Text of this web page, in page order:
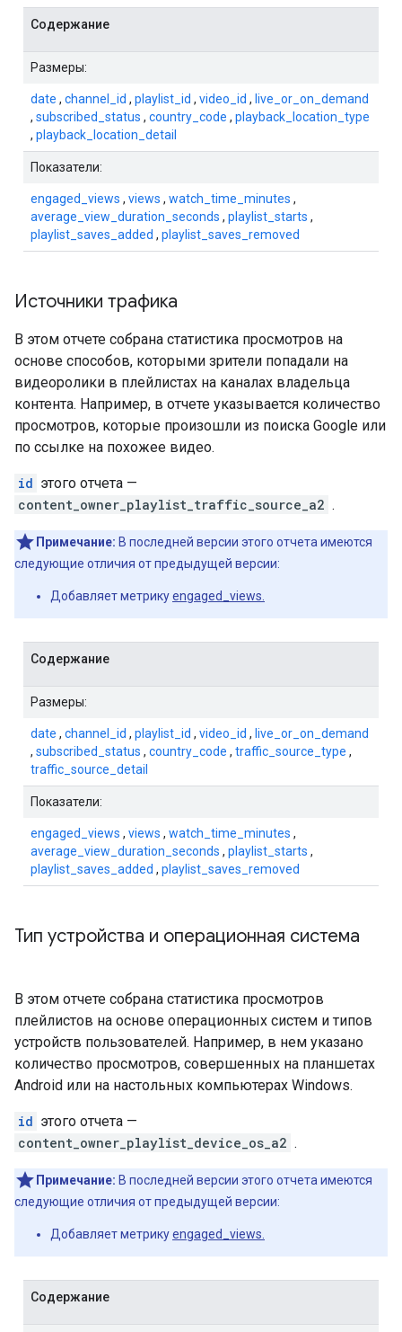
Содержание
Размеры:
date , channel_id , playlist_id , video_id , live_or_on_demand
, subscribed_status , country_code , playback_location_type
, playback_location_detail
Показатели:
engaged_views , views , watch_time_minutes ,
average_view_duration_seconds , playlist_starts ,
playlist_saves_added , playlist_saves_removed
Источники трафика
В этом отчете собрана статистика просмотров на
основе способов, которыми зрители попадали на
видеоролики в плейлистах на каналах владельца
контента. Например, в отчете указывается количество
просмотров, которые произошли из поиска Google или
по ссылке на похожее видео.
id этого отчета —
content_owner_playlist_traffic_source_a2 .
Примечание: В последней версии этого отчета имеются
следующие отличия от предыдущей версии:
Добавляет метрикуengaged_views.
Содержание
Размеры:
date , channel_id , playlist_id , video_id , live_or_on_demand
, subscribed_status , country_code , traffic_source_type ,
traffic_source_detail
Показатели:
engaged_views , views , watch_time_minutes ,
average_view_duration_seconds , playlist_starts ,
playlist_saves_added , playlist_saves_removed
Тип устройства и операционная система
В этом отчете собрана статистика просмотров
плейлистов на основе операционных систем и типов
устройств пользователей. Например, в нем указано
количество просмотров, совершенных на планшетах
Android или на настольных компьютерах Windows.
id этого отчета —
content_owner_playlist_device_os_a2 .
Примечание: В последней версии этого отчета имеются
следующие отличия от предыдущей версии:
Добавляет метрикуengaged_views.
Содержание